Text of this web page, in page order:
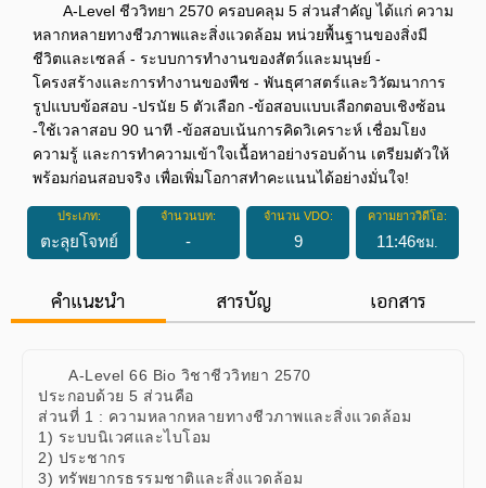
A-Level ชีววิทยา 2570 ครอบคลุม 5 ส่วนสำคัญ ได้แก่ ความ
หลากหลายทางชีวภาพและสิ่งแวดล้อม หน่วยพื้นฐานของสิ่งมี
ชีวิตและเซลล์ - ระบบการทำงานของสัตว์และมนุษย์ -
โครงสร้างและการทำงานของพืช - พันธุศาสตร์และวิวัฒนาการ
รูปแบบข้อสอบ -ปรนัย 5 ตัวเลือก -ข้อสอบแบบเลือกตอบเชิงซ้อน
-ใช้เวลาสอบ 90 นาที -ข้อสอบเน้นการคิดวิเคราะห์ เชื่อมโยง
ความรู้ และการทำความเข้าใจเนื้อหาอย่างรอบด้าน เตรียมตัวให้
พร้อมก่อนสอบจริง เพื่อเพิ่มโอกาสทำคะแนนได้อย่างมั่นใจ!
ประเภท:
ตะลุยโจทย์
จำนวนบท:
-
จำนวน VDO:
9
ความยาววิดีโอ:
11:46ชม.
คำแนะนำ สารบัญ เอกสาร
A-Level 66 Bio วิชาชีววิทยา 2570
ประกอบด้วย 5 ส่วนคือ
ส่วนที่ 1 : ความหลากหลายทางชีวภาพและสิ่งแวดล้อม
1) ระบบนิเวศและไบโอม
2) ประชากร
3) ทรัพยากรธรรมชาติและสิ่งแวดล้อม